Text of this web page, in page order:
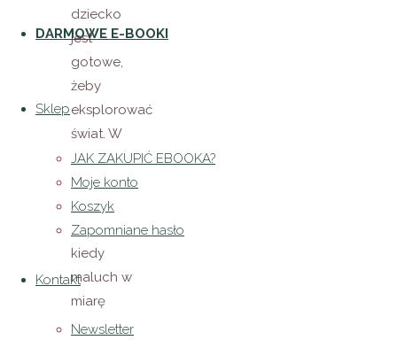
DARMOWE E-BOOKI
Sklep
JAK ZAKUPIĆ EBOOKA?
Moje konto
Koszyk
Zapomniane hasło
Kontakt
Newsletter
dziecko
jest
gotowe,
żeby
eksplorować
świat. W
rozwoju
fizycznym
jest to
etap,
kiedy
maluch w
miarę
samodzielnie